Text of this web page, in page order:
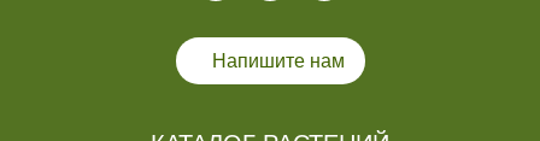
Напишите нам